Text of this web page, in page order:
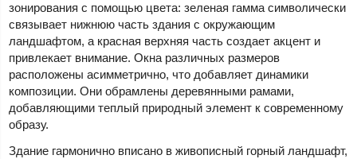
зонирования с помощью цвета: зеленая гамма символически
связывает нижнюю часть здания с окружающим
ландшафтом, а красная верхняя часть создает акцент и
привлекает внимание. Окна различных размеров
расположены асимметрично, что добавляет динамики
композиции. Они обрамлены деревянными рамами,
добавляющими теплый природный элемент к современному
образу.
Здание гармонично вписано в живописный горный ландшафт,